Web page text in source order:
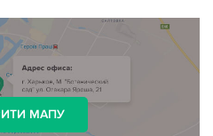
МАПУ